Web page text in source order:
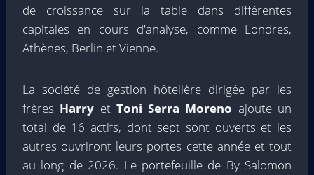
de croissance sur la table dans différentes
capitales en cours d'analyse, comme Londres,
Athènes, Berlin et Vienne.
La société de gestion hôtelière dirigée par les
frères Harry et Toni Serra Moreno ajoute un
total de 16 actifs, dont sept sont ouverts et les
autres ouvriront leurs portes cette année et tout
au long de 2026. Le portefeuille de By Salomon